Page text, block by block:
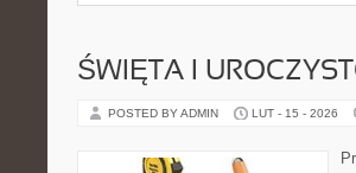
ŚWIĘTA I
POSTED BY ADMIN LUT - 15 - 2026